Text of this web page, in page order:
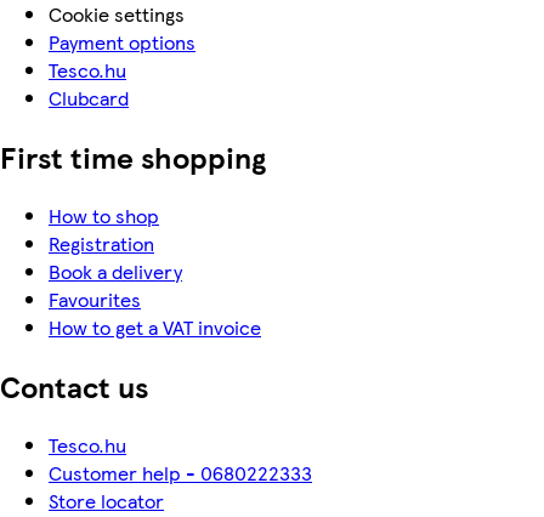
Cookie settings
Payment options
Tesco.hu
Clubcard
First time shopping
How to shop
Registration
Book a delivery
Favourites
How to get a VAT invoice
Contact us
Tesco.hu
Customer help - 0680222333
Store locator